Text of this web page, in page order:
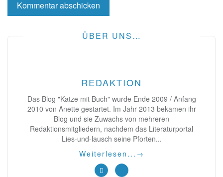
ÜBER UNS…
REDAKTION
Das Blog "Katze mit Buch" wurde Ende 2009 / Anfang
2010 von Anette gestartet. Im Jahr 2013 bekamen ihr
Blog und sie Zuwachs von mehreren
Redaktionsmitgliedern, nachdem das Literaturportal
Lies-und-lausch seine Pforten...
Weiterlesen... →